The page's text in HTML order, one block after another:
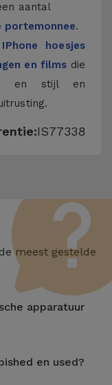
aantal
portemonnee.
IPhone hoesjes
en films die
en stijl en
IS77338
meest gestelde
apparatuur
van elk defect
en used?